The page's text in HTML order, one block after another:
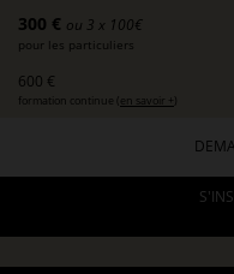
300 € ou 3 x 100€
pour les particuliers
600 €
formation continue ( en savoir + )